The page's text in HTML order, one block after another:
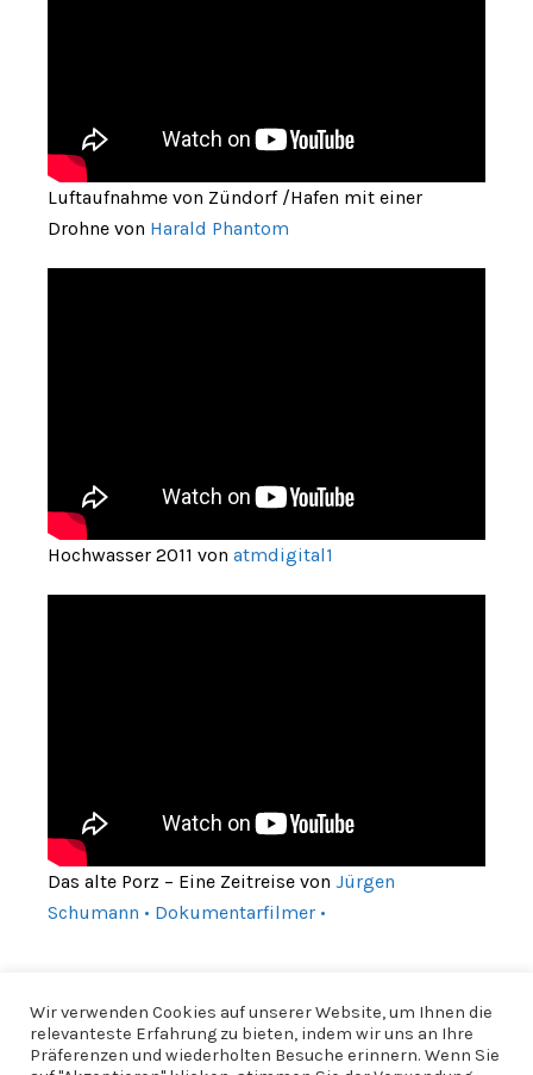
Luftaufnahme von Zündorf /Hafen mit einer
Drohne von Harald Phantom
Hochwasser 2011 von atmdigital1
Das alte Porz – Eine Zeitreise von Jürgen
Schumann • Dokumentarfilmer •
Wir verwenden Cookies auf unserer Website, um Ihnen die
relevanteste Erfahrung zu bieten, indem wir uns an Ihre
Präferenzen und wiederholten Besuche erinnern. Wenn Sie